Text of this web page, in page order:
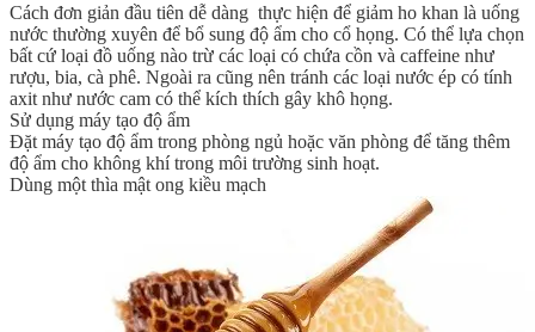
Cách đơn giản đầu tiên dễ dàng thực hiện để giảm ho khan là uống
nước thường xuyên để bổ sung độ ẩm cho cổ họng. Có thể lựa chọn
bất cứ loại đồ uống nào trừ các loại có chứa cồn và caffeine như
rượu, bia, cà phê. Ngoài ra cũng nên tránh các loại nước ép có tính
axit như nước cam có thể kích thích gây khô họng.
Sử dụng máy tạo độ ẩm
Đặt máy tạo độ ẩm trong phòng ngủ hoặc văn phòng để tăng thêm
độ ẩm cho không khí trong môi trường sinh hoạt.
Dùng một thìa mật ong kiều mạch